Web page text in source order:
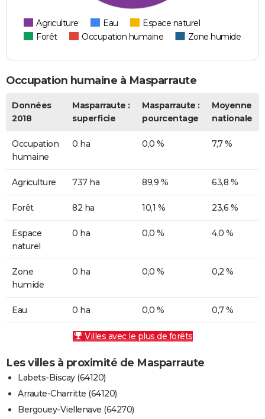
Agriculture Eau
Espace naturel
Forêt
Occupation humaine Zone humide
Occupation humaine à Masparraute
Données
2018
Masparraute :
superficie
Masparraute :
pourcentage
Moyenne
nationale
Occupation
humaine
0 ha 0,0 % 7,7 %
Agriculture 737 ha 89,9 % 63,8 %
Forêt 82 ha 10,1 % 23,6 %
Espace
naturel
0 ha 0,0 % 4,0 %
Zone
humide
0 ha 0,0 % 0,2 %
Eau 0 ha 0,0 % 0,7 %
Villes avec le plus de forêts
Les villes à proximité de Masparraute
Labets-Biscay (64120)
Arraute-Charritte (64120)
Bergouey-Viellenave (64270)